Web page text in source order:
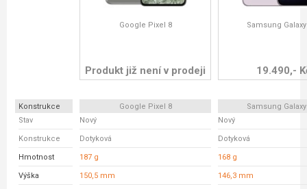
Google Pixel 8
Produkt již není v prodeji
Samsung Galaxy
19.490,-
Konstrukce Google Pixel 8
Samsung Galaxy
Stav
Nový Nový
Konstrukce Dotyková Dotyková
Hmotnost 187 g 168 g
Výška 150,5 mm 146,3 mm